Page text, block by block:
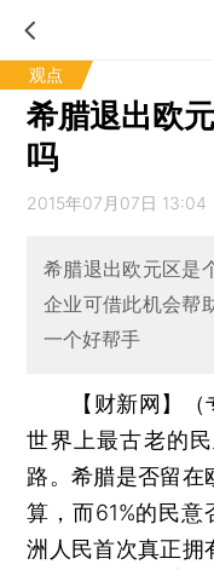
观点
希腊退出欧
吗
2015年07月07日 13:04
希腊退出欧元区是
企业可借此机会帮
一个好帮手
【财新网】
世界上最古老的
路。希腊是否留在
算，而61%的民意
洲人民首次真正拥